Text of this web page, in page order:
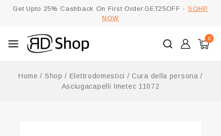
Get Upto 25% Cashback On First Order:GET25OFF - SOHP
NOW
0
Home / Shop / Elettrodomestici / Cura della persona /
Asciugacapelli Imetec 11072